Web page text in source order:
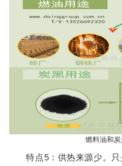
燃料油和
特点5：供热来源少。